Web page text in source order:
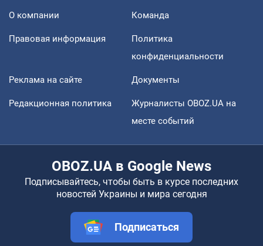
О компании Команда
Правовая информация
Политика
конфиденциальности
Реклама на сайте Документы
Редакционная политика
Журналисты OBOZ.UA на
месте событий
OBOZ.UA в Google News
Подписывайтесь, чтобы быть в курсе последних
новостей Украины и мира сегодня
Подписаться